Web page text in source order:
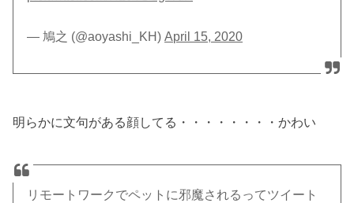
— 鳩之 (@aoyashi_KH)April 15, 2020
明らかに文句がある顔してる・・・・・・・・かわい
リモートワークでペットに邪魔されるってツイート